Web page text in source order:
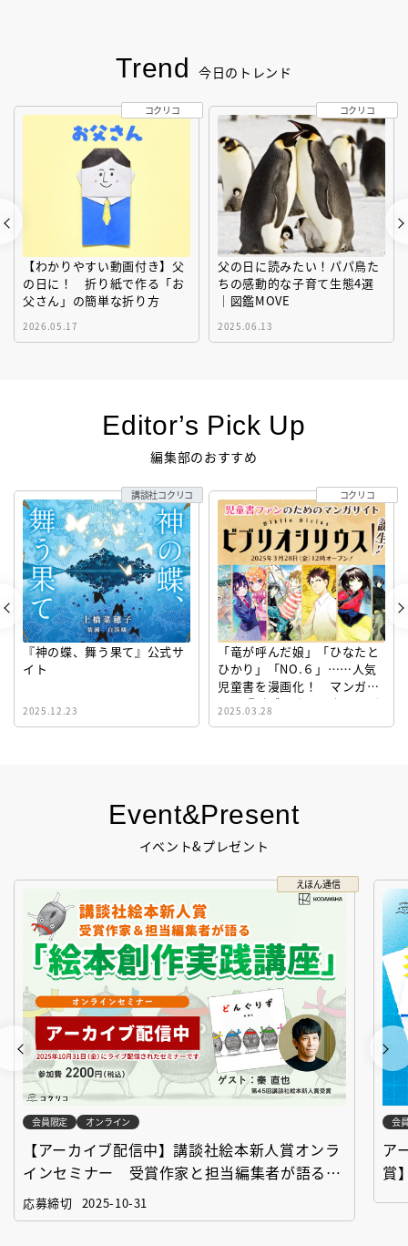
Event&Present
イベント&プレゼント
えほん通信
会員限定 オンライン
【アーカイブ配信中】講談社絵本新人賞オンラ
インセミナー 受賞作家と担当編集者が語る
「絵本創作実践講座」
応募締切 2025-10-31
会
ア
賞
Trend 今日のトレンド
【わかりやすい動画付き】父
の日に！ 折り紙で作る「お
父さん」の簡単な折り方
2026.05.17
コクリコ
父の日に読みたい！パパ鳥た
ちの感動的な子育て生態4選
｜図鑑MOVE
2025.06.13
コクリコ
Editor’s Pick Up
編集部のおすすめ
『神の蝶、舞う果て』公式サ
イト
2025.12.23
講談社コクリコ
「竜が呼んだ娘」「ひなたと
ひかり」「NO.６」……人気
児童書を漫画化！ マンガサ
イト『ビブリオシリウス』誕
生！
2025.03.28
コクリコ